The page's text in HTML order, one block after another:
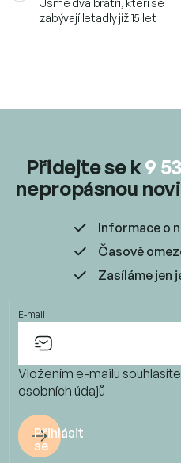
i
zabývají letadly již 15 let
Přidejte se k9
nepropásnou
Informace o
Časově
Zasíláme jen
E-mail
Vložením e-mailu
osobních údajů
Přihlásit
se